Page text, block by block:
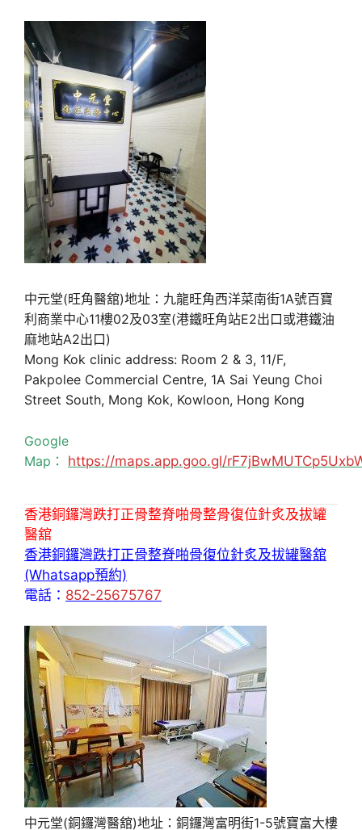
中元堂(旺角醫舘)地址：九龍旺角西洋菜南街1A號百寶
利商業中心11樓02及03室(港鐵旺角站E2出口或港鐵油
麻地站A2出口)
Mong Kok clinic address: Room 2 & 3, 11/F,
Pakpolee Commercial Centre, 1A Sai Yeung Choi
Street South, Mong Kok, Kowloon, Hong Kong
Google
Map： https://maps.app.goo.gl/
香港銅鑼灣跌打正骨整脊啪骨整骨復位針炙及拔罐
醫舘
香港銅鑼灣跌打正骨整脊啪骨復位針炙及拔罐醫舘
(Whatsapp預約)
電話： 852-25675767
中元堂(銅鑼灣醫舘)地址：銅鑼灣富明街1-5號寶富大樓